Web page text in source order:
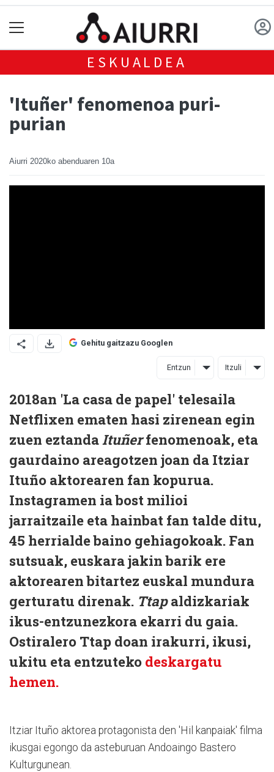
ESKUALDEA
'Ituñer' fenomenoa puri-
purian
Aiurri 2020ko abenduaren 10a
Gehitu gaitzazu Googlen
Entzun Itzuli
2018an 'La casa de papel' telesaila
Netflixen ematen hasi zirenean egin
zuen eztanda Ituñerfenomenoak, eta
gaurdaino areagotzen joan da Itziar
Ituño aktorearen fan kopurua.
Instagramen ia bost milioi
jarraitzaile eta hainbat fan talde ditu,
45 herrialde baino gehiagokoak. Fan
sutsuak, euskara jakin barik ere
aktorearen bitartez euskal mundura
gerturatu direnak. Ttapaldizkariak
ikus-entzunezkora ekarri du gaia.
Ostiralero Ttap doan irakurri, ikusi,
ukitu eta entzuteko deskargatu
hemen.
Itziar Ituño aktorea protagonista den 'Hil kanpaiak' filma
ikusgai egongo da asteburuan Andoaingo Bastero
Kulturgunean.